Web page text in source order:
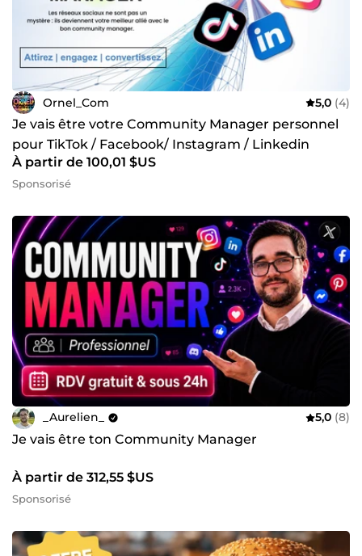
Ornel_Com 5,0 (4)
Je vais être votre Community Manager personnel
pour TikTok / Facebook/ Instagram / Linkedin
À partir de 100,01 $US
Sponsorisé
_Aurelien_ 5,0 (8)
Je vais être ton Community Manager
À partir de 312,55 $US
Sponsorisé